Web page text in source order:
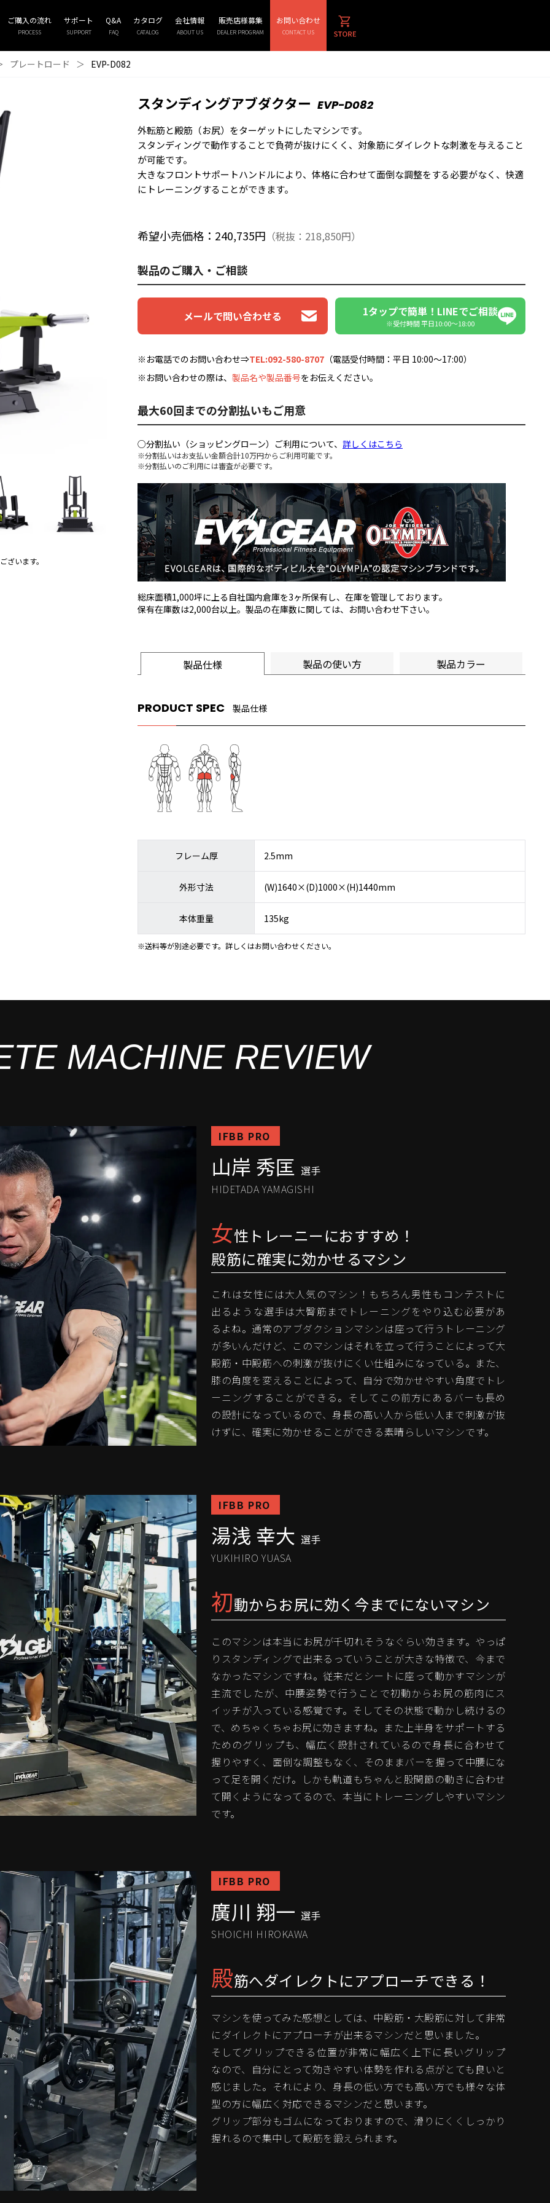
ご購入の流れ
PROCESS
サポート
SUPPORT
Q&A
FAQ
カタログ
CATALOG
会社情報
ABOUT US
販売店様募集
DEALER PROGRAM
お問い合わせ
CONTACT US
プレートロード ＞ EVP-D082
います。
スタンディングアブダクター EVP-D082
外転筋と殿筋（お尻）をターゲットにしたマシンです。
スタンディングで動作することで負荷が抜けにくく、対象筋にダイレクトな刺激を与えること
が可能です。
大きなフロントサポートハンドルにより、体格に合わせて面倒な調整をする必要がなく、快適
にトレーニングすることができます。
希望小売価格：240,735円 （税抜：218,850円）
製品のご購入・ご相談
メールで問い合わせる 1タップで簡単！LINEでご相談
※受付時間 平日10:00〜18:00
※お電話でのお問い合わせ⇒TEL:092-580-8707 （電話受付時間：平日 10:00～17:00）
※お問い合わせの際は、 製品名や製品番号をお伝えください。
最大60回までの分割払いもご用意
○分割払い（ショッピングローン）ご利用について、 詳しくはこちら
※分割払いはお支払い金額合計10万円からご利用可能です。
※分割払いのご利用には審査が必要です。
総床面積1,000坪に上る自社国内倉庫を3ヶ所保有し、在庫を管理しております。
保有在庫数は2,000台以上。製品の在庫数に関しては、お問い合わせ下さい。
製品仕様 製品の使い方 製品カラー
PRODUCT SPEC 製品仕様
フレーム厚 2.5mm
外形寸法 (W)1640×(D)1000×(H)1440mm
本体重量 135kg
※送料等が別途必要です。詳しくはお問い合わせください。
MACHINE REVIEW
IFBB PRO
山岸 秀匡 選手
HIDETADA YAMAGISHI
女性トレーニーにおすすめ！
殿筋に確実に効かせるマシン
これは女性には大人気のマシン！もちろん男性もコンテストに
出るような選手は大臀筋までトレーニングをやり込む必要があ
るよね。通常のアブダクションマシンは座って行うトレーニング
が多いんだけど、このマシンはそれを立って行うことによって大
殿筋・中殿筋への刺激が抜けにくい仕組みになっている。また、
膝の角度を変えることによって、自分で効かせやすい角度でトレ
ーニングすることができる。そしてこの前方にあるバーも長め
の設計になっているので、身長の高い人から低い人まで刺激が抜
けずに、確実に効かせることができる素晴らしいマシンです。
IFBB PRO
湯浅 幸大 選手
YUKIHIRO YUASA
初動からお尻に効く今までにないマシン
このマシンは本当にお尻が千切れそうなぐらい効きます。やっぱ
りスタンディングで出来るっていうことが大きな特徴で、今まで
なかったマシンですね。従来だとシートに座って動かすマシンが
主流でしたが、中腰姿勢で行うことで初動からお尻の筋肉にス
イッチが入っている感覚です。そしてその状態で動かし続けるの
で、めちゃくちゃお尻に効きますね。また上半身をサポートする
ためのグリップも、幅広く設計されているので身長に合わせて
握りやすく、面倒な調整もなく、そのままバーを握って中腰にな
って足を開くだけ。しかも軌道もちゃんと股関節の動きに合わせ
て開くようになってるので、本当にトレーニングしやすいマシン
です。
IFBB PRO
廣川 翔一 選手
SHOICHI HIROKAWA
殿筋へダイレクトにアプローチできる！
マシンを使ってみた感想としては、中殿筋・大殿筋に対して非常
にダイレクトにアプローチが出来るマシンだと思いました。
そしてグリップできる位置が非常に幅広く上下に長いグリップ
なので、自分にとって効きやすい体勢を作れる点がとても良いと
感じました。それにより、身長の低い方でも高い方でも様々な体
型の方に幅広く対応できるマシンだと思います。
グリップ部分もゴムになっておりますので、滑りにくくしっかり
握れるので集中して殿筋を鍛えられます。